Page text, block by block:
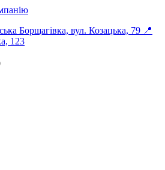
Борщагівка, вул. Козацька, 79 📍
123